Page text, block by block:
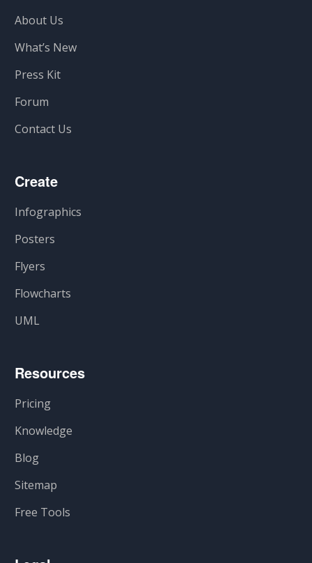
About Us
What’s New
Press Kit
Forum
Contact Us
Create
Infographics
Posters
Flyers
Flowcharts
UML
Resources
Pricing
Knowledge
Blog
Sitemap
Free Tools